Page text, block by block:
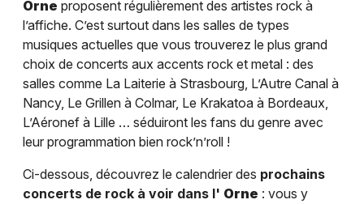
Orne proposent régulièrement des artistes rock à
l’affiche. C’est surtout dans les salles de types
musiques actuelles que vous trouverez le plus grand
choix de concerts aux accents rock et metal : des
salles comme La Laiterie à Strasbourg, L’Autre Canal à
Nancy, Le Grillen à Colmar, Le Krakatoa à Bordeaux,
L’Aéronef à Lille … séduiront les fans du genre avec
leur programmation bien rock’n’roll !
Ci-dessous, découvrez le calendrier des prochains
concerts de rock à voir dans l' Orne : vous y